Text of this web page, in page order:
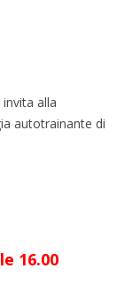
alla
autotrainante di
16.00